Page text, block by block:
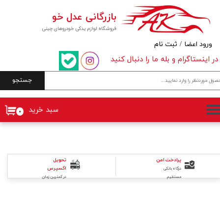
فروشگاه لوازم یدکی خودروهای چینی
بازرگانی عدل خو
جستجو
۰ سبد خرید
در اینستاگرام و بله ما را دنبال کنید
ورود اعضا / ثبت نام
حساب کاربری من
تغییر گذر واژه
سفارشات
خروج از حساب کاربری
تحویل
اکسپرس
در کمترین زمان
پرادخت امن
درگاه بانکی
مستقیم